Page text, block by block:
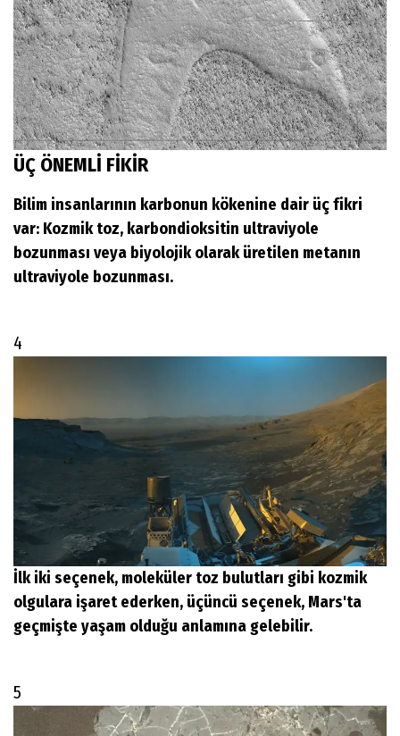
ÜÇ ÖNEMLİ FİKİR
Bilim insanlarının karbonun kökenine dair üç fikri
var: Kozmik toz, karbondioksitin ultraviyole
bozunması veya biyolojik olarak üretilen metanın
ultraviyole bozunması.
4
İlk iki seçenek, moleküler toz bulutları gibi kozmik
olgulara işaret ederken, üçüncü seçenek, Mars'ta
geçmişte yaşam olduğu anlamına gelebilir.
5